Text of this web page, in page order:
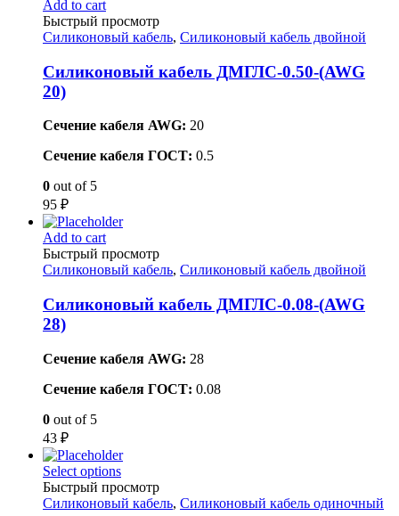
Add to cart
Быстрый просмотр
Силиконовый кабель, Силиконовый кабель двойной
Силиконовый кабель ДМГЛС-0.50-(AWG
20)
Сечение кабеля AWG: 20
Сечение кабеля ГОСТ: 0.5
0 out of 5
95 ₽
Add to cart
Быстрый просмотр
Силиконовый кабель, Силиконовый кабель двойной
Силиконовый кабель ДМГЛС-0.08-(AWG
28)
Сечение кабеля AWG: 28
Сечение кабеля ГОСТ: 0.08
0 out of 5
43 ₽
Select options
Быстрый просмотр
Силиконовый кабель, Силиконовый кабель одиночный